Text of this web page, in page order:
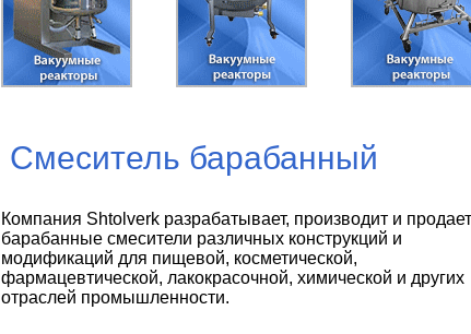
Смеситель барабанный
Компания Shtolverk разрабатывает, производит и продает
барабанные смесители различных конструкций и
модификаций для пищевой, косметической,
фармацевтической, лакокрасочной, химической и других
отраслей промышленности.